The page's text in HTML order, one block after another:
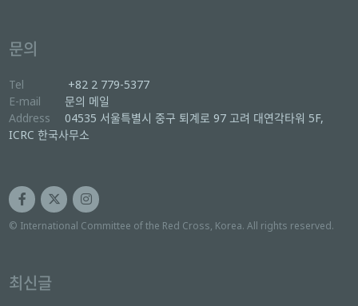
문의
Tel
+82 2 779-5377
E-mail
문의 메일
Address
04535 서울특별시 중구 퇴계로 97 고려 대연각타워 5F,
ICRC 한국사무소
© International Committee of the Red Cross, Korea. All rights reserved.
최신글